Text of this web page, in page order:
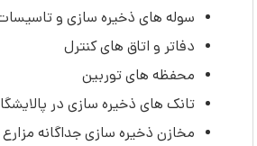
سوله های ذخیره سازی و تاسیسات
دفاتر و اتاق های کنترل
محفظه های توربین
تانک های ذخیره سازی در
مخازن ذخیره سازی جداگانه